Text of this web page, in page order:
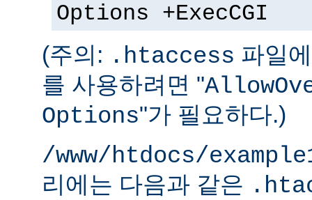
Options +ExecCGI
(주의: .htaccess 파일
를 사용하려면 "
Options"가 필요하다.)
/www/htdocs/
리에는 다음과 같은